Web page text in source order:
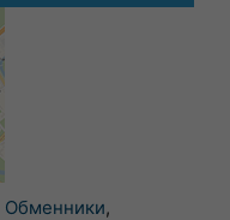
Обменники,